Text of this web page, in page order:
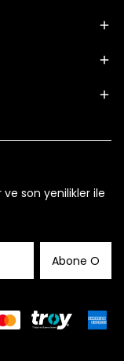
son yenilikler ile
Abone O